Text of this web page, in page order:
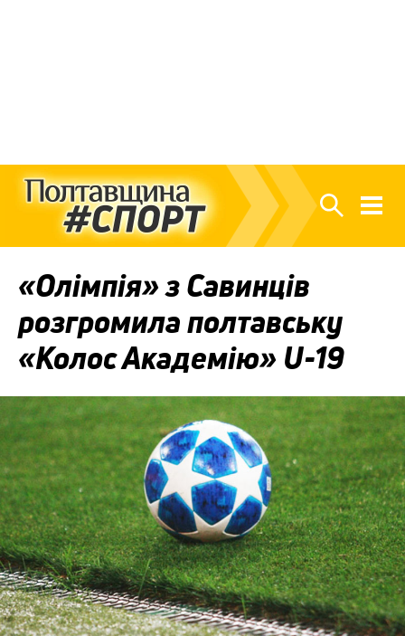
«Олімпія» з Савинців
розгромила полтавську
«Колос Академію» U-19